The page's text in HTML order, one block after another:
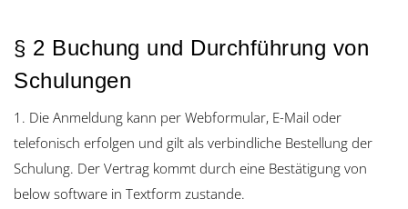
§ 2 Buchung und Durchführung von
Schulungen
1. Die Anmeldung kann per Webformular, E-Mail oder
telefonisch erfolgen und gilt als verbindliche Bestellung der
Schulung. Der Vertrag kommt durch eine Bestätigung von
below software in Textform zustande.